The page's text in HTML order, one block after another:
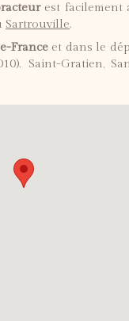
est facilement
Sartrouville.
Franceet dans le
Saint-Gratien,